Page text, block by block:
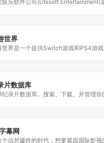
世界
片数据库
纪录片数据库。搜索、下载、并管理你
幕网